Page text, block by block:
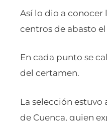
Así lo dio a
centros de abasto
En cada punto se
del certamen.
La selección
de Cuenca, quien